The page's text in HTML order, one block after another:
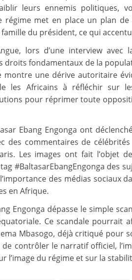
leurs ennemis politiques,
régime met en place un plan
du président, ce qui
lors d’une interview avec
droits fondamentaux de la
montre une dérive autoritaire
les Africains à réfléchir sur
pour réprimer toute
Ebang Engonga ont
des commentaires de
Les images ont fait l’objet
#BaltasarEbangEngonga des
des médias sociaux
en Afrique.
Engonga dépasse le simple
Ce scandale pourrait
Mbasogo, déjà critiqué pour
contrôler le narratif officiel,
l’image du régime et sur la